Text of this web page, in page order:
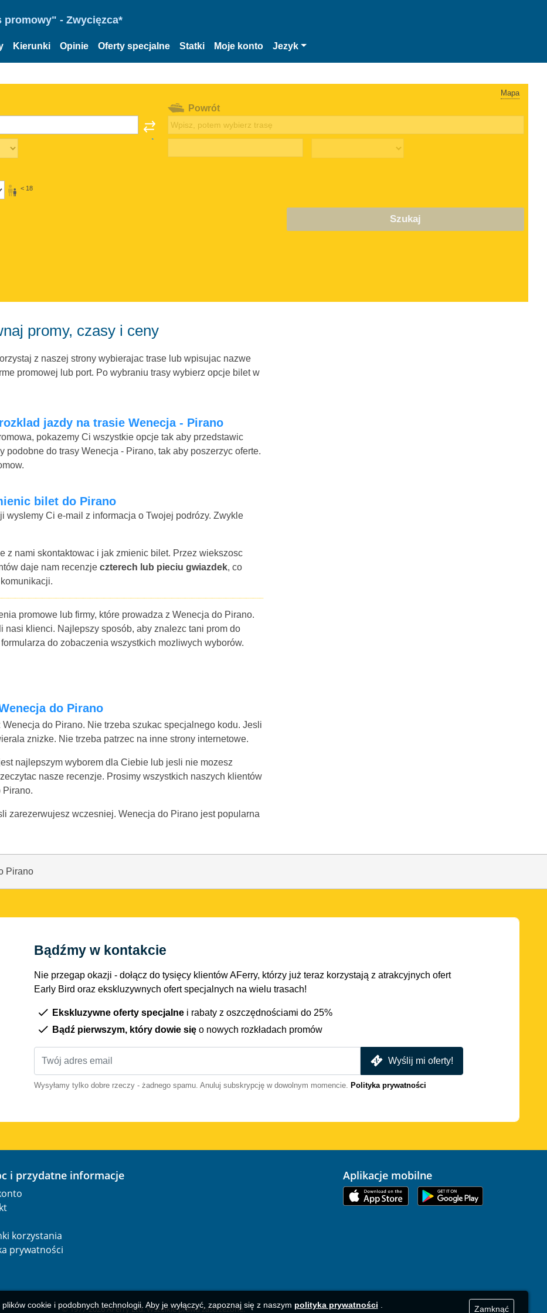
promowy" - Zwycięzca*
Kierunki Opinie Oferty specjalne Statki Moje konto Jezyk
Mapa
< 18
Powrót
Szukaj
promy, czasy i ceny
z naszej strony wybierajac trase lub wpisujac nazwe
promowej lub port. Po wybraniu trasy wybierz opcje bilet w
jazdy na trasie Wenecja - Pirano
pokazemy Ci wszystkie opcje tak aby przedstawic
do trasy Wenecja - Pirano, tak aby poszerzyc oferte.
bilet do Pirano
Ci e-mail z informacja o Twojej podrózy. Zwykle
z nami skontaktowac i jak zmienic bilet. Przez wiekszosc
daje nam recenzje czterech lub pieciu gwiazdek, co
promowe lub firmy, które prowadza z Wenecja do Pirano.
nasi klienci. Najlepszy sposób, aby znalezc tani prom do
do zobaczenia wszystkich mozliwych wyborów.
do Pirano
Wenecja do Pirano. Nie trzeba szukac specjalnego kodu. Jesli
znizke. Nie trzeba patrzec na inne strony internetowe.
najlepszym wyborem dla Ciebie lub jesli nie mozesz
nasze recenzje. Prosimy wszystkich naszych klientów
Pirano.
zarezerwujesz wczesniej. Wenecja do Pirano jest popularna
Pirano
Bądźmy w kontakcie
Nie przegap okazji - dołącz do tysięcy klientów AFerry, którzy już teraz korzystają z atrakcyjnych ofert
Early Bird oraz ekskluzywnych ofert specjalnych na wielu trasach!
Ekskluzywne oferty specjalne i rabaty z oszczędnościami do 25%
Bądź pierwszym, który dowie się o nowych rozkładach promów
Wyślij mi oferty!
Wysyłamy tylko dobre rzeczy - żadnego spamu. Anuluj subskrypcję w dowolnym momencie. Polityka prywatności
i przydatne informacje
korzystania
prywatności
Aplikacje mobilne
© 1977-2026AFerry Ltd. Wszelkie prawa zastrzeżone.
cookie i podobnych technologii. Aby je wyłączyć, zapoznaj się z naszym polityka prywatności . Zamknąć